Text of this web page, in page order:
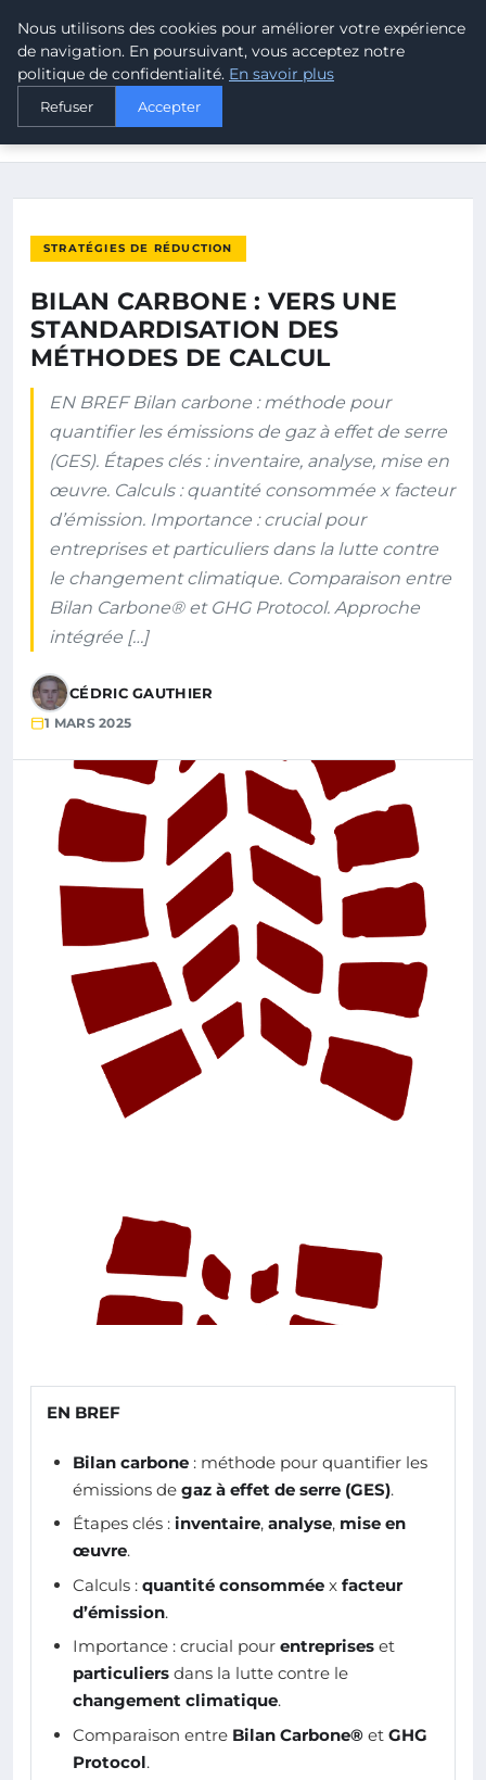
MALTA CLIMATE
ACCUEIL
BILAN CARBONE : VERS UNE STANDARDISATION DES
STRATÉGIES DE RÉDUCTION
BILAN CARBONE : VERS UNE
STANDARDISATION DES
MÉTHODES DE CALCUL
EN BREF Bilan carbone : méthode pour
quantifier les émissions de gaz à effet de serre
(GES). Étapes clés : inventaire, analyse, mise en
œuvre. Calculs : quantité consommée x facteur
d’émission. Importance : crucial pour
entreprises et particuliers dans la lutte contre
le changement climatique. Comparaison entre
Bilan Carbone® et GHG Protocol. Approche
intégrée […]
CÉDRIC GAUTHIER
1 MARS 2025
EN BREF
Bilan carbone : méthode pour quantifier les
émissions de gaz à effet de serre (GES).
Étapes clés : inventaire, analyse, mise en
œuvre.
Calculs : quantité consommée x facteur
d’émission.
Importance : crucial pour entreprises et
particuliers dans la lutte contre le
changement climatique.
Comparaison entre Bilan Carbone® et GHG
Protocol.
Nous utilisons des cookies pour améliorer votre expérience
de navigation. En poursuivant, vous acceptez notre
politique de confidentialité. En savoir plus
Refuser Accepter